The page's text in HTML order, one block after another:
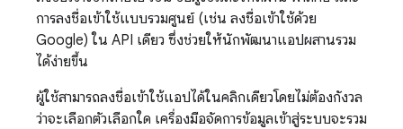
การลงชื่อเข้าใช้แบบรวมศูนย์ (เช่น ลงชื่อเข้าใช้ด้วย
Google) ใน API เดียว ซึ่งช่วยให้นักพัฒนาแอปผสานรวม
ได้ง่ายขึ้น
ผู้ใช้สามารถลงชื่อเข้าใช้แอปได้ในคลิกเดียวโดยไม่ต้องกังวล
ว่าจะเลือกตัวเลือกใด เครื่องมือจัดการข้อมูลเข้าสู่ระบบจะรวม